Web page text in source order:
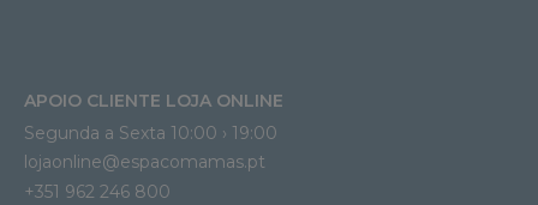
APOIO CLIENTE LOJA ONLINE
Segunda a Sexta 10:00 › 19:00
lojaonline@espacomamas.pt
+351 962 246 800